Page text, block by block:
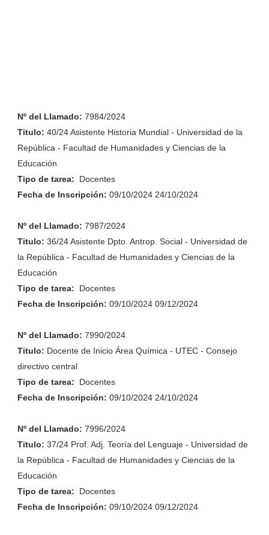
Nº del Llamado: 7984/2024
Titulo: 40/24 Asistente Historia Mundial - Universidad de la
República - Facultad de Humanidades y Ciencias de la
Educación
Tipo de tarea:
Docentes
Fecha de Inscripción: 09/10/2024 24/10/2024
Nº del Llamado: 7987/2024
Titulo: 36/24 Asistente Dpto. Antrop. Social - Universidad de
la República - Facultad de Humanidades y Ciencias de la
Educación
Tipo de tarea:
Docentes
Fecha de Inscripción: 09/10/2024 09/12/2024
Nº del Llamado: 7990/2024
Titulo: Docente de Inicio Área Química - UTEC - Consejo
directivo central
Tipo de tarea:
Docentes
Fecha de Inscripción: 09/10/2024 24/10/2024
Nº del Llamado: 7996/2024
Titulo: 37/24 Prof. Adj. Teoría del Lenguaje - Universidad de
la República - Facultad de Humanidades y Ciencias de la
Educación
Tipo de tarea:
Docentes
Fecha de Inscripción: 09/10/2024 09/12/2024